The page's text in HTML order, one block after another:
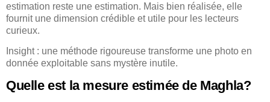
estimation reste une estimation. Mais bien réalisée, elle
fournit une dimension crédible et utile pour les lecteurs
curieux.
Insight : une méthode rigoureuse transforme une photo en
donnée exploitable sans mystère inutile.
Quelle est la mesure estimée de Maghla?